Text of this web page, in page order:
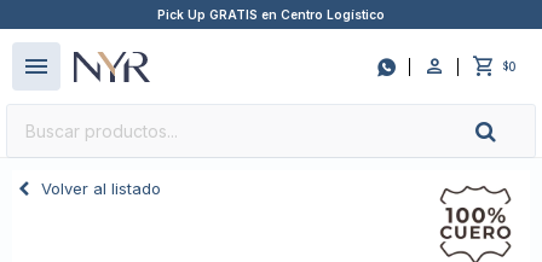
Pick Up GRATIS en Centro Logístico
 $0
menu
Volver al listado
close